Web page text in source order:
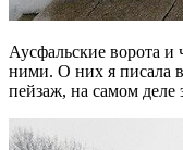
Аусфальские ворота и
ними. О них я писала
пейзаж, на самом деле